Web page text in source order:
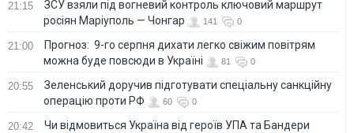
21:15
ЗСУ взяли під вогневий контроль ключовий маршрут
росіян Маріуполь — Чонгар
141 0
21:00
Прогноз: 9-го серпня дихати легко свіжим повітрям
можна буде повсюди в Україні
81 0
20:55
Зеленський доручив підготувати спеціальну санкційну
операцію проти РФ
60 0
20:42
Чи відмовиться Україна від героїв УПА та Бандери